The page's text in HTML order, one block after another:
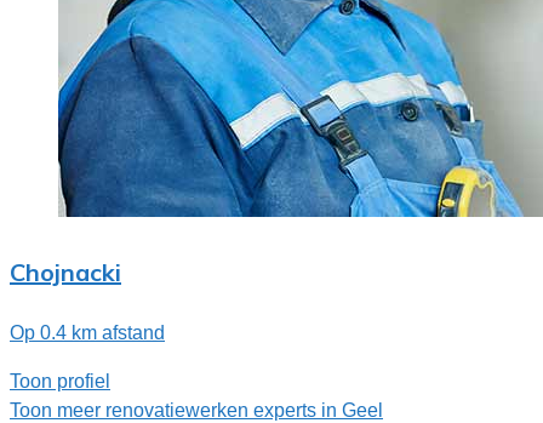
Chojnacki
Op 0.4 km afstand
Toon profiel
Toon meer renovatiewerken experts in Geel